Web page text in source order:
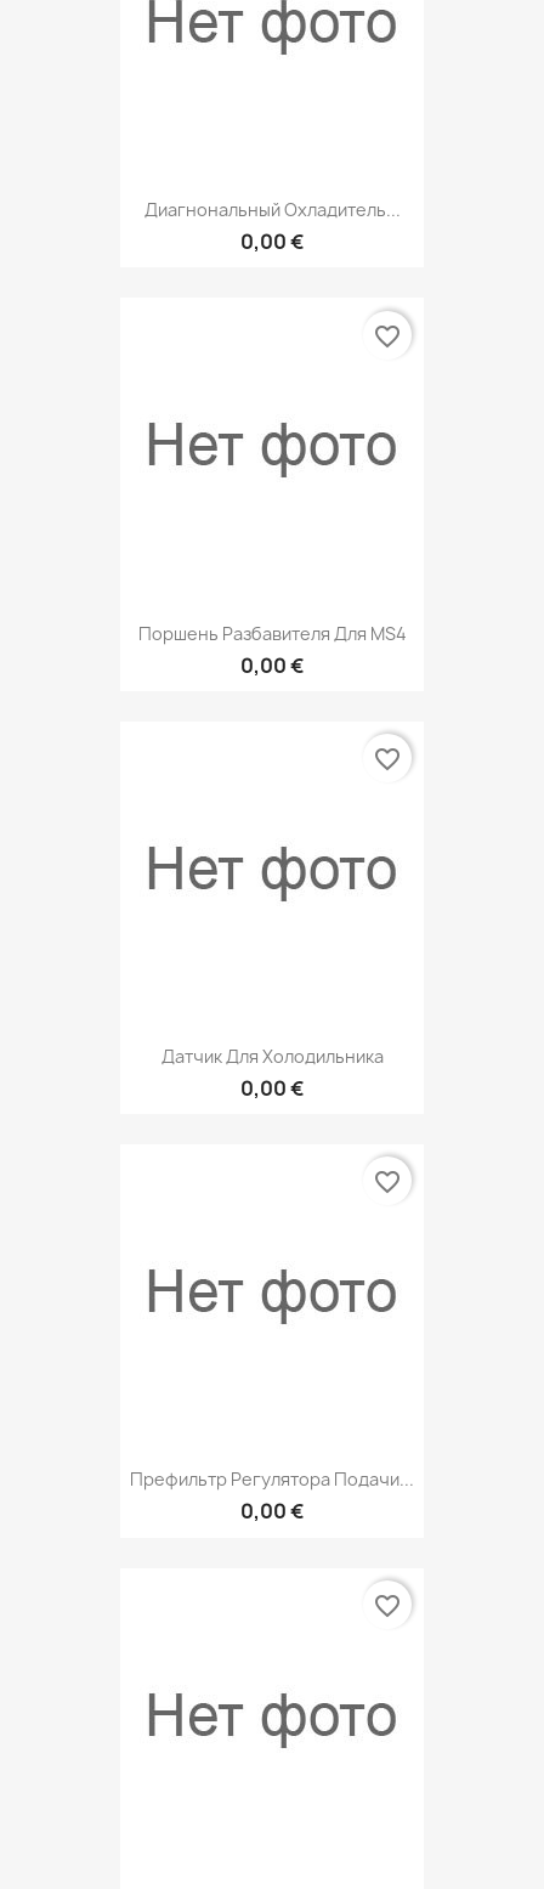
Диагнональный Охладитель...
0,00 €
Поршень Разбавителя Для MS4
0,00 €
favorite_border
Датчик Для Холодильника
0,00 €
favorite_border
Префильтр Регулятора Подачи...
0,00 €
favorite_border
favorite_border